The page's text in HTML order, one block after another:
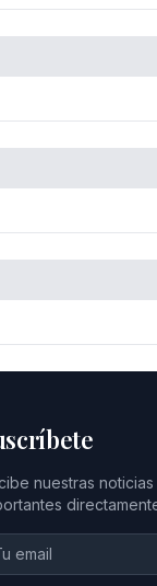
nuestras noticias